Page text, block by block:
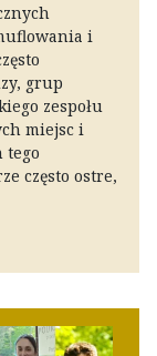
i
grup
zespołu
miejsc i
tego
często ostre,